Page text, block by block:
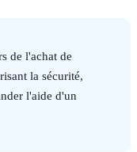
de l'achat de
la sécurité,
l'aide d'un